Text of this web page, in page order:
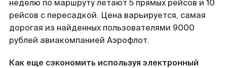
неделю по маршруту летают 5 прямых рейсов и 10
рейсов с пересадкой. Цена варьируется, самая
дорогая из найденных пользователями 9000
рублей авиакомпанией Аэрофлот.
Как еще сэкономить используя электронный